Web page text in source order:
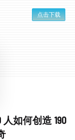
点击下载
如何创造 190